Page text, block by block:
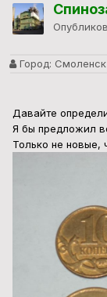
Город: Смоленск
Давайте
Я бы предложил
Только не новые,